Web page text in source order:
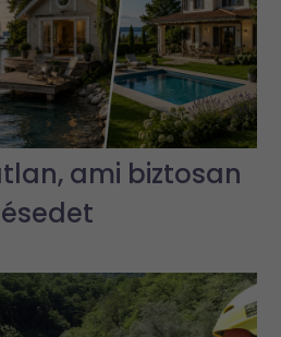
ami biztosan